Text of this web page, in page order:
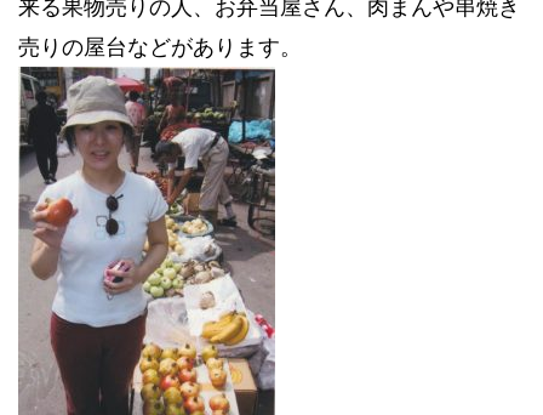
来る果物売りの人、お弁当屋さん、肉まんや串焼き
売りの屋台などがあります。